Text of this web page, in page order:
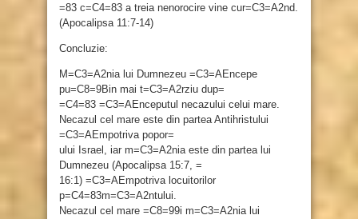
=83 c=C4=83 a treia nenorocire vine cur=C3=A2nd.
(Apocalipsa 11:7-14)
Concluzie:
M=C3=A2nia lui Dumnezeu =C3=AEncepe
pu=C8=9Bin mai t=C3=A2rziu dup=
=C4=83 =C3=AEnceputul necazului celui mare.
Necazul cel mare este din partea Antihristului
=C3=AEmpotriva popor=
ului Israel, iar m=C3=A2nia este din partea lui
Dumnezeu (Apocalipsa 15:7, =
16:1) =C3=AEmpotriva locuitorilor
p=C4=83m=C3=A2ntului.
Necazul cel mare =C8=99i m=C3=A2nia lui